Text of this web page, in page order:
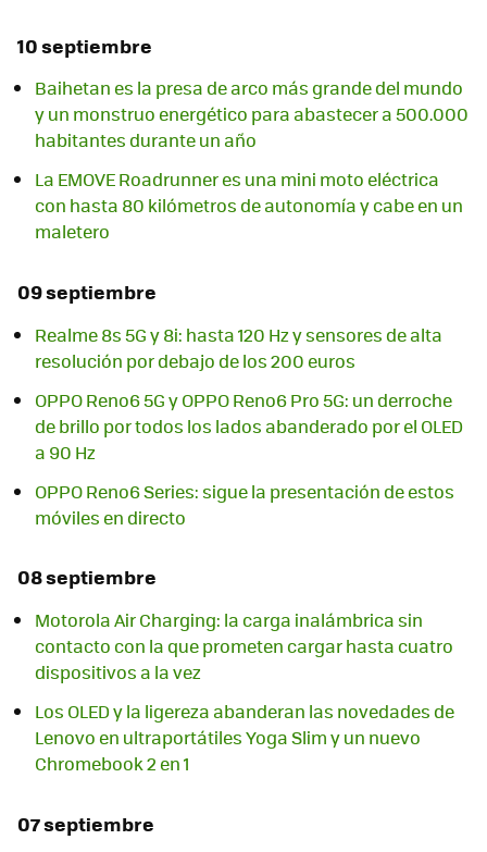
10 septiembre
Baihetan es la presa de arco más grande del mundo
y un monstruo energético para abastecer a 500.000
habitantes durante un año
La EMOVE Roadrunner es una mini moto eléctrica
con hasta 80 kilómetros de autonomía y cabe en un
maletero
09 septiembre
Realme 8s 5G y 8i: hasta 120 Hz y sensores de alta
resolución por debajo de los 200 euros
OPPO Reno6 5G y OPPO Reno6 Pro 5G: un derroche
de brillo por todos los lados abanderado por el OLED
a 90 Hz
OPPO Reno6 Series: sigue la presentación de estos
móviles en directo
08 septiembre
Motorola Air Charging: la carga inalámbrica sin
contacto con la que prometen cargar hasta cuatro
dispositivos a la vez
Los OLED y la ligereza abanderan las novedades de
Lenovo en ultraportátiles Yoga Slim y un nuevo
Chromebook 2 en 1
07 septiembre